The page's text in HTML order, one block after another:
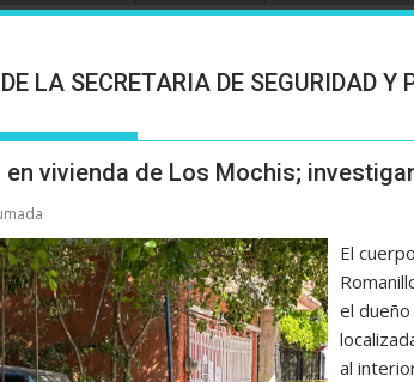
LA SECRETARIA DE SEGURIDAD
en vivienda de Los Mochis;
El
el
al